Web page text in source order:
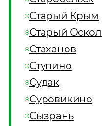
Старый Крым
Старый Оскол
Стаханов
Ступино
Судак
Суровикино
Сызрань